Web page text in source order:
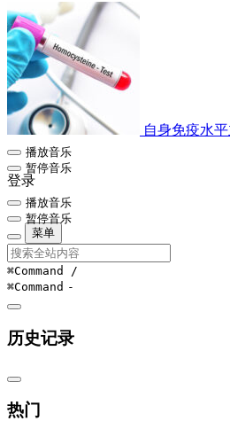
自身免疫水
播放音乐
暂停音乐
登录
播放音乐
暂停音乐
菜单
⌘Command /
⌘Command -
历史记录
热门